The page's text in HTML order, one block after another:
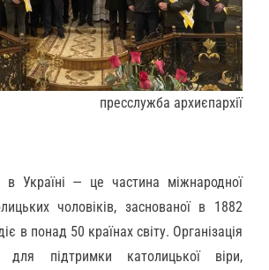
пресслужба архиєпархії
в Україні — це частина міжнародної
чоловіків, заснованої в 1882
в понад 50 країнах світу. Організація
для підтримки католицької віри,